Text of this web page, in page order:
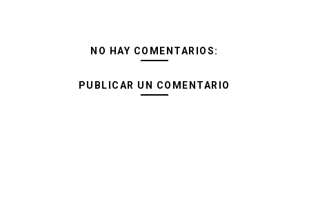
NO HAY COMENTARIOS:
PUBLICAR UN COMENTARIO